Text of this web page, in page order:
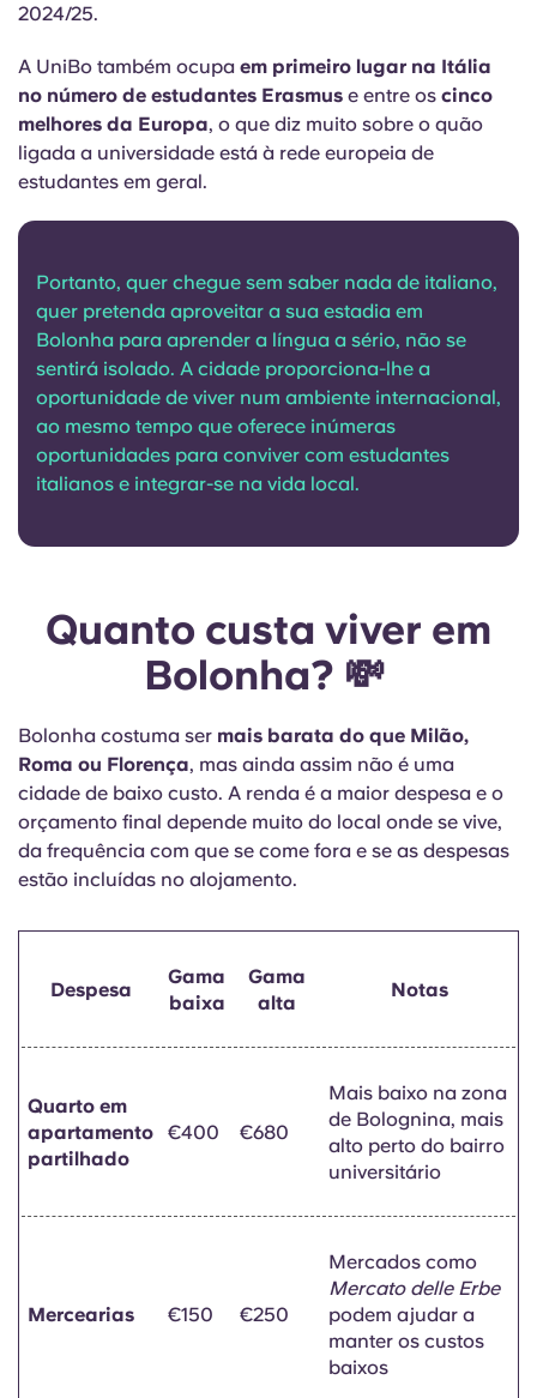
2024/25.
A UniBo também ocupa em primeiro lugar na Itália
no número de estudantes Erasmus e entre os cinco
melhores da Europa, o que diz muito sobre o quão
ligada a universidade está à rede europeia de
estudantes em geral.
Portanto, quer chegue sem saber nada de italiano,
quer pretenda aproveitar a sua estadia em
Bolonha para aprender a língua a sério, não se
sentirá isolado. A cidade proporciona-lhe a
oportunidade de viver num ambiente internacional,
ao mesmo tempo que oferece inúmeras
oportunidades para conviver com estudantes
italianos e integrar-se na vida local.
Quanto custa viver em
Bolonha? 💸
Bolonha costuma ser mais barata do que Milão,
Roma ou Florença, mas ainda assim não é uma
cidade de baixo custo. A renda é a maior despesa e o
orçamento final depende muito do local onde se vive,
da frequência com que se come fora e se as despesas
estão incluídas no alojamento.
Despesa
Gama
baixa
Gama
alta
Notas
Quarto em
apartamento
partilhado
€400 €680
Mais baixo na zona
de Bolognina, mais
alto perto do bairro
universitário
Mercearias €150 €250
Mercados como
Mercato delle Erbe
podem ajudar a
manter os custos
baixos